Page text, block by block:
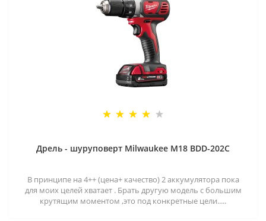
Дрель - шуруповерт Milwaukee M18 BDD-202C
В принципе на 4++ (цена+ качество) 2 аккумулятора пока
для моих целей хватает . Брать другую модель с большим
крутящим моментом ,это под конкретные цели.....